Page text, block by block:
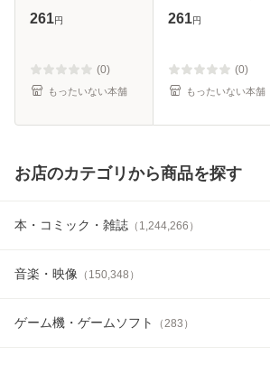
ス） / ソウマトウ /
料】
261円
(0)
もったいない本舗
[文庫]【メール便送
261円
(0)
もったいない本舗
お店のカテゴリから商品を探す
本・コミック・雑誌 （ 1,244,266 ）
音楽・映像 （ 150,348 ）
ゲーム機・ゲームソフト （283 ）